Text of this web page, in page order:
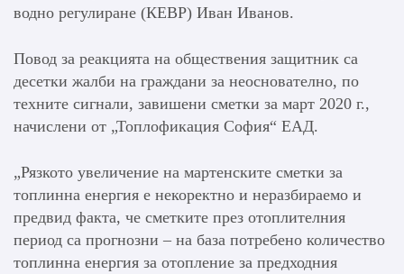
водно регулиране (КЕВР) Иван Иванов.
Повод за реакцията на обществения защитник са
десетки жалби на граждани за неоснователно, по
техните сигнали, завишени сметки за март 2020 г.,
начислени от „Топлофикация София“ ЕАД.
„Рязкото увеличение на мартенските сметки за
топлинна енергия е некоректно и неразбираемо и
предвид факта, че сметките през отоплителния
период са прогнозни – на база потребено количество
топлинна енергия за отопление за предходния